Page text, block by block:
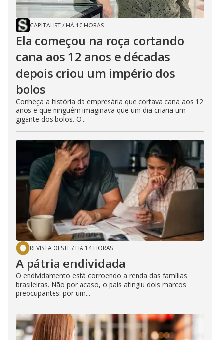
CAPITALIST/ HÁ 10 HORAS
Ela começou na roça cortando
cana aos 12 anos e décadas
depois criou um império dos
bolos
Conheça a história da empresária que cortava cana aos 12
anos e que ninguém imaginava que um dia criaria um
gigante dos bolos. O...
REVISTA OESTE/ HÁ 14 HORAS
A pátria endividada
O endividamento está corroendo a renda das famílias
brasileiras. Não por acaso, o país atingiu dois marcos
preocupantes: por um...